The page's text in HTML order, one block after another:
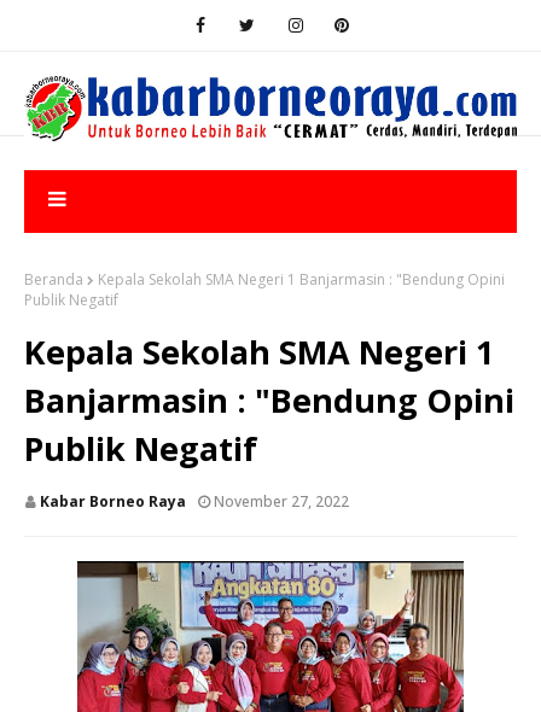
Beranda
Kepala Sekolah SMA Negeri 1 Banjarmasin : "Bendung Opini
Publik Negatif
Kepala Sekolah SMA Negeri 1
Banjarmasin : "Bendung Opini
Publik Negatif
Kabar Borneo Raya November 27, 2022